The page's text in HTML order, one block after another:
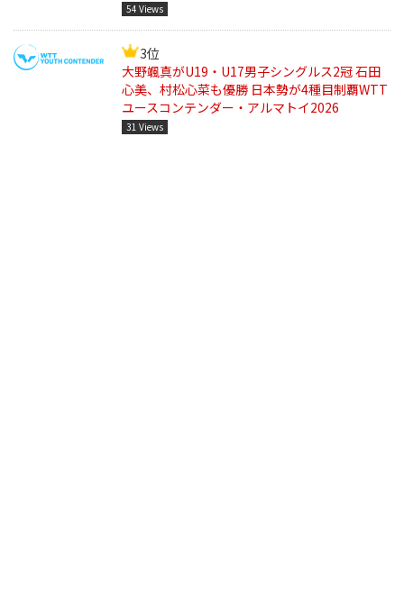
54 Views
3位
大野颯真がU19・U17男子シングルス2冠 石田
心美、村松心菜も優勝 日本勢が4種目制覇WTT
ユースコンテンダー・アルマトイ2026
31 Views